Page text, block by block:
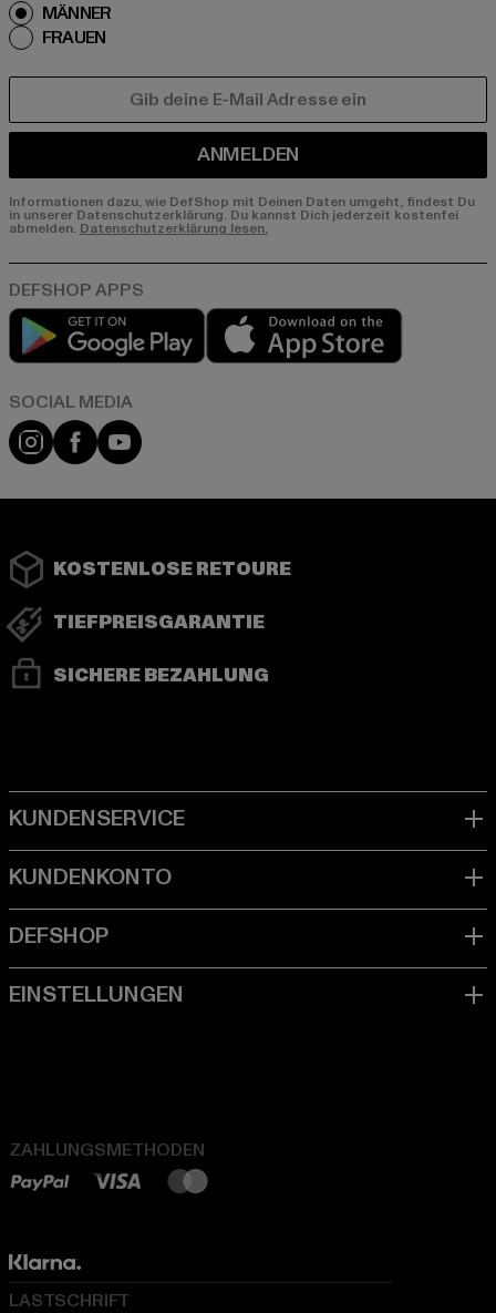
MÄNNER
FRAUEN
ANMELDEN
Informationen dazu, wie DefShop mit Deinen Daten umgeht, findest Du
in unserer Datenschutzerklärung. Du kannst Dich jederzeit kostenfei
abmelden. Datenschutzerklärung lesen.
Play market
Instagram
FacebookYouTube
KOSTENLOSE RETOURE
TIEFPREISGARANTIE
SICHERE BEZAHLUNG
ZAHLUNGSMETHODEN
LASTSCHRIFT